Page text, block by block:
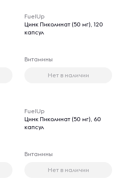
FuelUp
Цинк Пиколинат (50 мг), 120
капсул
Витамины
Нет в наличии
FuelUp
Цинк Пиколинат (50 мг), 60
капсул
Витамины
Нет в наличии